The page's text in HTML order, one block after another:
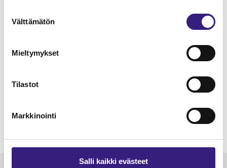
valinta
Välttämätön
Mieltymykset
Tilastot
Markkinointi
Salli kaikki evästeet